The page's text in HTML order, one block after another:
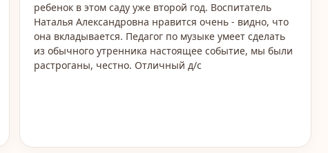
ребенок в этом саду уже второй год. Воспитатель
Наталья Александровна нравится очень - видно, что
она вкладывается. Педагог по музыке умеет сделать
из обычного утренника настоящее событие, мы были
растроганы, честно. Отличный д/с